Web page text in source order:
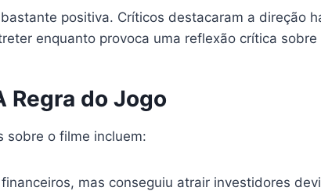
positiva. Críticos destacaram a direção
enquanto provoca uma reflexão crítica
Regra do Jogo
sobre o filme incluem:
mas conseguiu atrair investidores